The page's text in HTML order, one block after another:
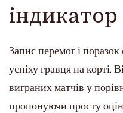
індикатор
Запис перемог і
успіху гравця на корті.
виграних матчів у
пропонуючи просту